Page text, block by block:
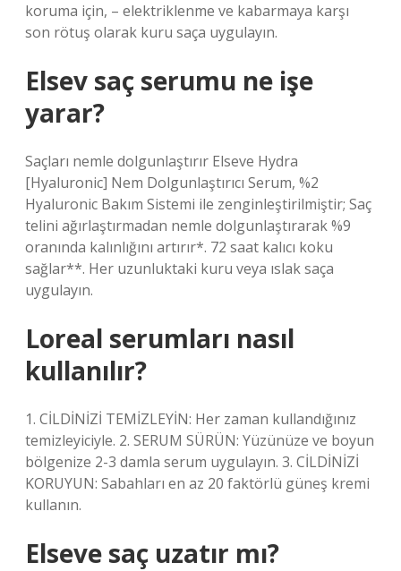
koruma için, – elektriklenme ve kabarmaya karşı
son rötuş olarak kuru saça uygulayın.
Elsev saç serumu ne işe
yarar?
Saçları nemle dolgunlaştırır Elseve Hydra
[Hyaluronic] Nem Dolgunlaştırıcı Serum, %2
Hyaluronic Bakım Sistemi ile zenginleştirilmiştir; Saç
telini ağırlaştırmadan nemle dolgunlaştırarak %9
oranında kalınlığını artırır*. 72 saat kalıcı koku
sağlar**. Her uzunluktaki kuru veya ıslak saça
uygulayın.
Loreal serumları nasıl
kullanılır?
1. CİLDİNİZİ TEMİZLEYİN: Her zaman kullandığınız
temizleyiciyle. 2. SERUM SÜRÜN: Yüzünüze ve boyun
bölgenize 2-3 damla serum uygulayın. 3. CİLDİNİZİ
KORUYUN: Sabahları en az 20 faktörlü güneş kremi
kullanın.
Elseve saç uzatır mı?